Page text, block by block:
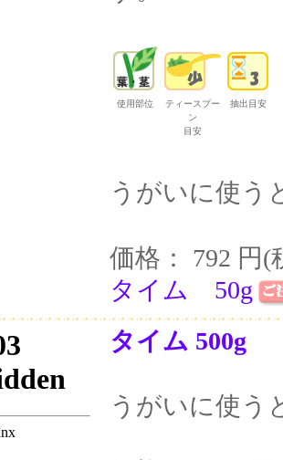
使用部位
ティースプー
ン
目安
抽出目安
うがいに使う
価格： 792 円(
タイム 50g
タイム 500g
うがいに使う